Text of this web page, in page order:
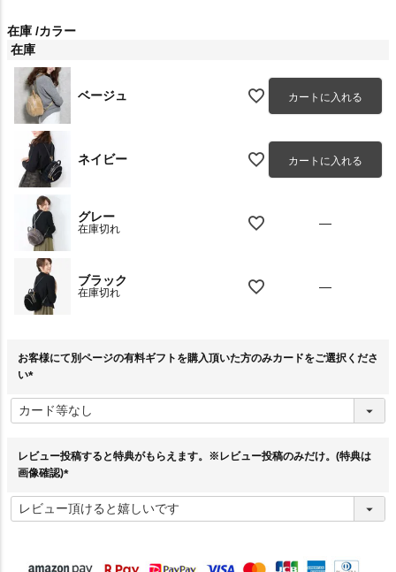
在庫 カラー
在庫
ベージュ カートに入れる
ネイビー カートに入れる
グレー
在庫切れ —
ブラック
在庫切れ —
お客様にて別ページの有料ギフトを購入頂いた方のみカードをご選択くださ
い
必
須
レビュー投稿すると特典がもらえます。※レビュー投稿のみだけ。(特典は
画像確認)
必
須